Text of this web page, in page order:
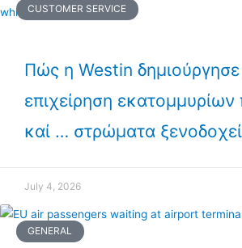
CUSTOMER SERVICE
Πώς η Westin δημιούργησε
επιχείρηση
καί … στρώματα
July 4, 2026
GENERAL